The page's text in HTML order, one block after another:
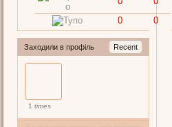
0
0
Заходили в профіль Recent
1 times